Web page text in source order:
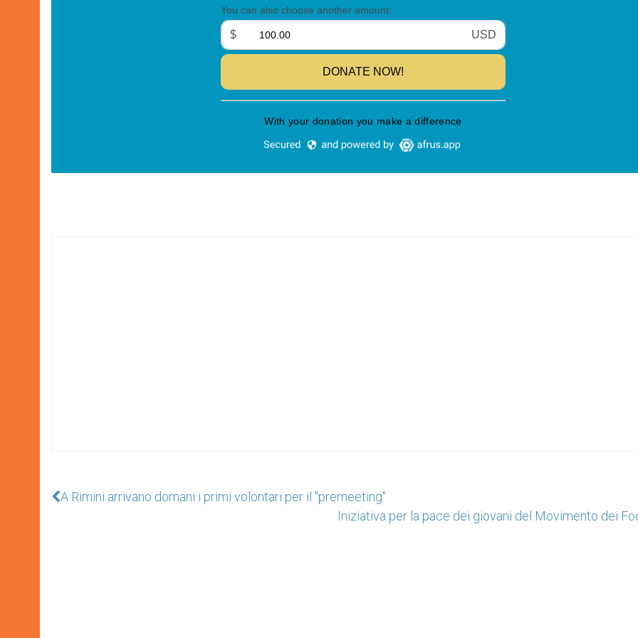
A Rimini arrivano domani i primi volontari per il "premeeting"
Iniziativa per la pace dei giovani del Movimento dei